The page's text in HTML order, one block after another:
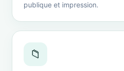
publique et impression.
📁